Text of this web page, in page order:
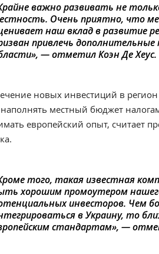
важно развивать не
Очень приятно, что
наш вклад в развитие
привлечь
— отметил Коэн Де Хеус.
новых инвестиций в
наполнять местный бюджет
европейский опыт, считает
того, такая известная
хорошим промоутером нашего
инвесторов. Чем
в Украину, то
стандартам», —